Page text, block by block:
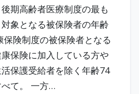
期高齢者医療制度の最も
象となる被保険者の年齢
保険制度の被保険者となる
保険に加入している方や
保護受給者を除く年齢74
て。 一方…